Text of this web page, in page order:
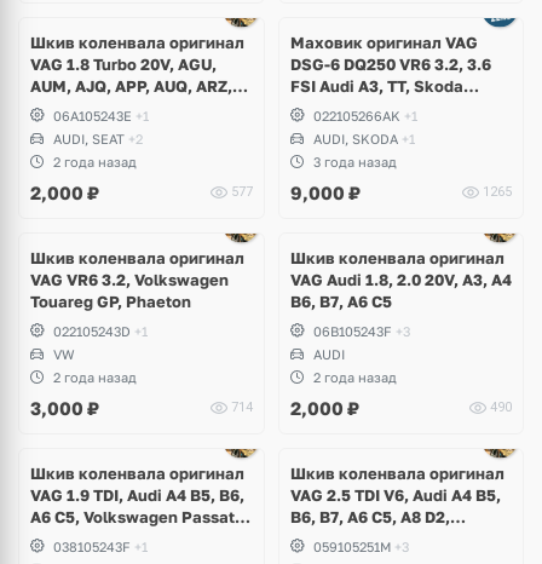
Шкив коленвала оригинал
VAG 1.8 Turbo 20V, AGU,
AUM, AJQ, APP, AUQ, ARZ,
AQA, AGN, APG, Audi,
Volkswagen, Skoda, Seat
06A105243E +1
AUDI, SEAT +2
2 года назад
2,000 ₽ 577
Маховик оригинал VAG
DSG-6 DQ250 VR6 3.2, 3.6
FSI Audi A3, TT, Skoda
Superb, Volkswagen Passat
B6, R36, CC, Golf V R32, Eos
022105266AK +1
AUDI, SKODA +1
3 года назад
9,000 ₽ 1265
Шкив коленвала оригинал
VAG VR6 3.2, Volkswagen
Touareg GP, Phaeton
022105243D +1
VW
2 года назад
3,000 ₽ 714
Шкив коленвала оригинал
VAG Audi 1.8, 2.0 20V, A3, A4
B6, B7, A6 C5
06B105243F +3
AUDI
2 года назад
2,000 ₽ 490
Шкив коленвала оригинал
VAG 1.9 TDI, Audi A4 B5, B6,
A6 C5, Volkswagen Passat
B5, B5+, Skoda Superb I
038105243F +1
Шкив коленвала оригинал
VAG 2.5 TDI V6, Audi A4 B5,
B6, B7, A6 C5, A8 D2,
Volkswagen Passat B5+,
Skoda Superb I
059105251M +3